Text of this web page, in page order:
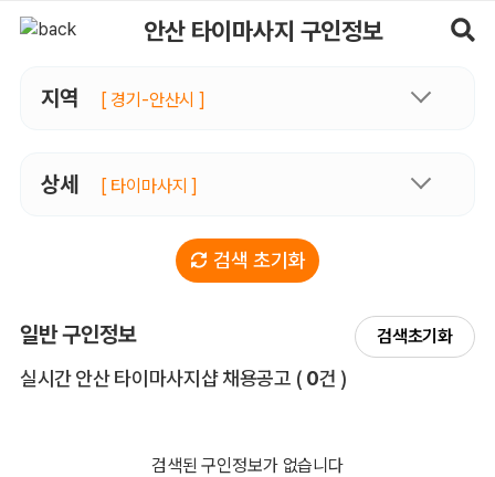
안산 타이마사지 구인정보
지역 [ 경기-안산시 ]
상세 [ 타이마사지 ]
검색 초기화
일반 구인정보 검색초기화
실시간 안산 타이마사지샵 채용공고 전체 목록
( 0건 )
검색된 구인정보가 없습니다